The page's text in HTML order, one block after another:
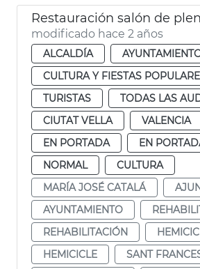
modificado hace 2 años
ALCALDÍA
CULTURA Y FIESTAS
TURISTAS
TODAS LAS
CIUTAT VELLA
VALENCIA
EN PORTADA
EN
NORMAL
CULTURA
MARÍA JOSÉ CATALÁ
AYUNTAMIENTO
REHABILITACIÓN
HEMICICLE
SANT